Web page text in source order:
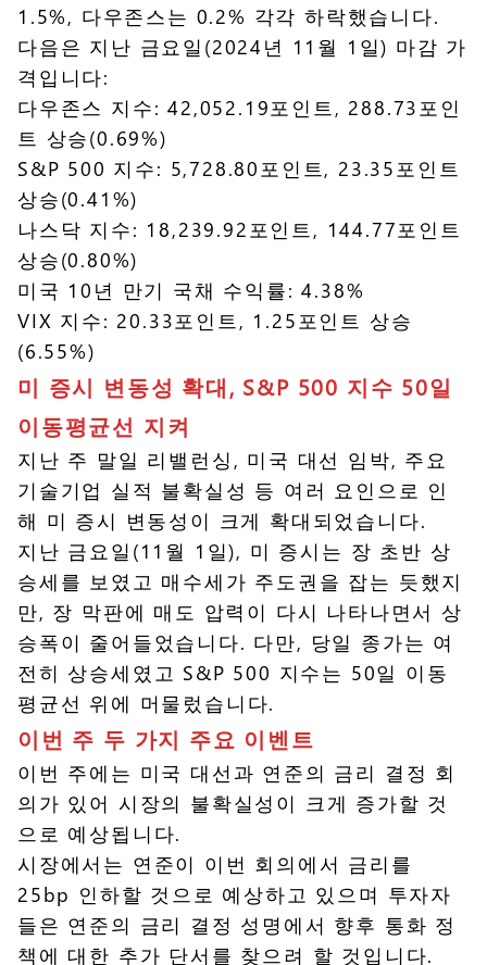
1.5%, 다우존스는 0.2% 각각 하락했습니다.
다음은 지난 금요일(2024년 11월 1일) 마감 가
격입니다:
다우존스 지수: 42,052.19포인트, 288.73포인
트 상승(0.69%)
S&P 500 지수: 5,728.80포인트, 23.35포인트
상승(0.41%)
나스닥 지수: 18,239.92포인트, 144.77포인트
상승(0.80%)
미국 10년 만기 국채 수익률: 4.38%
VIX 지수: 20.33포인트, 1.25포인트 상승
(6.55%)
미 증시 변동성 확대, S&P 500 지수 50일
이동평균선 지켜
지난 주 말일 리밸런싱, 미국 대선 임박, 주요
기술기업 실적 불확실성 등 여러 요인으로 인
해 미 증시 변동성이 크게 확대되었습니다.
지난 금요일(11월 1일), 미 증시는 장 초반 상
승세를 보였고 매수세가 주도권을 잡는 듯했지
만, 장 막판에 매도 압력이 다시 나타나면서 상
승폭이 줄어들었습니다. 다만, 당일 종가는 여
전히 상승세였고 S&P 500 지수는 50일 이동
평균선 위에 머물렀습니다.
이번 주 두 가지 주요 이벤트
이번 주에는 미국 대선과 연준의 금리 결정 회
의가 있어 시장의 불확실성이 크게 증가할 것
으로 예상됩니다.
시장에서는 연준이 이번 회의에서 금리를
25bp 인하할 것으로 예상하고 있으며 투자자
들은 연준의 금리 결정 성명에서 향후 통화 정
책에 대한 추가 단서를 찾으려 할 것입니다.